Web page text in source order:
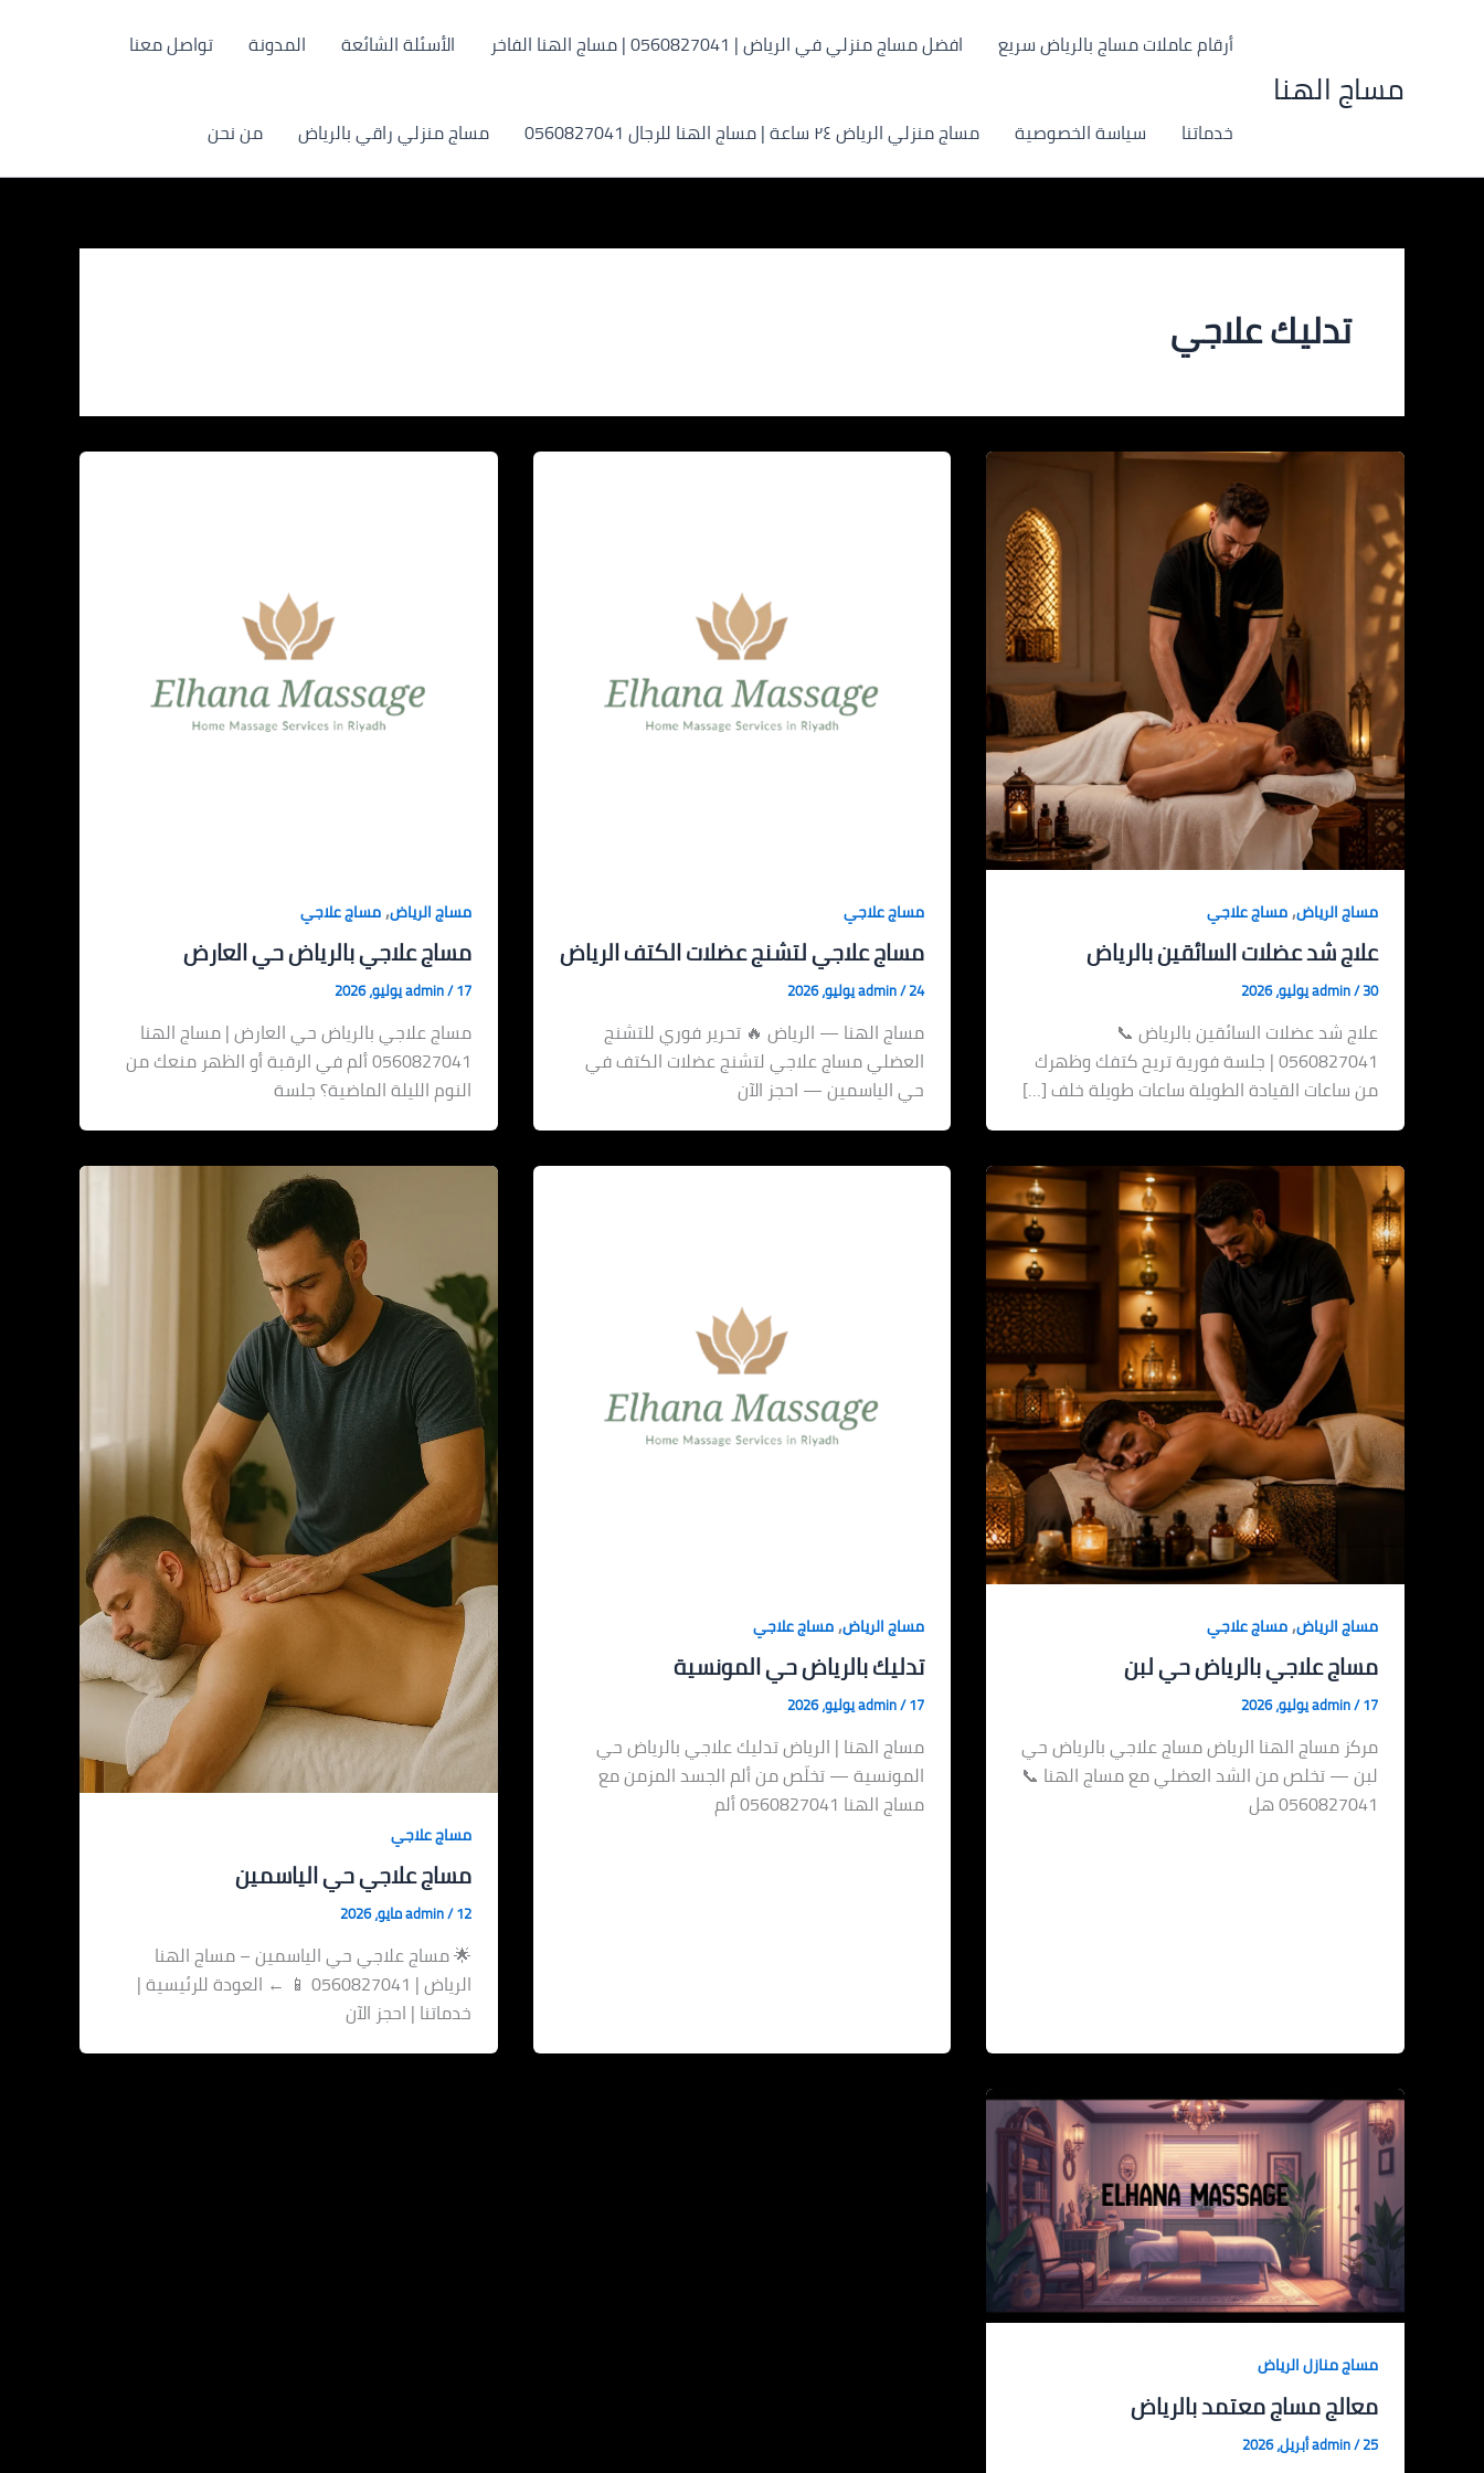
مساج الهنا
أرقام عاملات مساج بالرياض سريع افضل مساج منزلي في الرياض | 0560827041 | مساج الهنا الفاخر الأسئلة الشائعة المدونة تواصل معنا
خدماتنا سياسة الخصوصية مساج منزلي الرياض ٢٤ ساعة | مساج الهنا للرجال 0560827041 مساج منزلي راقي بالرياض من نحن
تدليك علاجي
مساج الرياض,مساج علاجي
علاج شد عضلات السائقين بالرياض
admin/30 يوليو، 2026
علاج شد عضلات السائقين بالرياض 📞
0560827041 | جلسة فورية تريح كتفك وظهرك
من ساعات القيادة الطويلة ساعات طويلة خلف […]
مساج علاجي
مساج علاجي لتشنج عضلات الكتف الرياض
admin/24 يوليو، 2026
مساج الهنا — الرياض 🔥 تحرير فوري للتشنج
العضلي مساج علاجي لتشنج عضلات الكتف في
حي الياسمين — احجز الآن
مساج الرياض,مساج علاجي
مساج علاجي بالرياض حي العارض
admin/17 يوليو، 2026
مساج علاجي بالرياض حي العارض | مساج الهنا
0560827041 ألم في الرقبة أو الظهر منعك من
النوم الليلة الماضية؟ جلسة
مساج الرياض,مساج علاجي
مساج علاجي بالرياض حي لبن
admin/17 يوليو، 2026
مركز مساج الهنا الرياض مساج علاجي بالرياض حي
لبن — تخلص من الشد العضلي مع مساج الهنا 📞
0560827041 هل
مساج الرياض,مساج علاجي
تدليك بالرياض حي المونسية
admin/17 يوليو، 2026
مساج الهنا | الرياض تدليك علاجي بالرياض حي
المونسية — تخلّص من ألم الجسد المزمن مع
مساج الهنا 0560827041 ألم
مساج علاجي
مساج علاجي حي الياسمين
admin/12 مايو، 2026
🌟 مساج علاجي حي الياسمين – مساج الهنا
الرياض | 0560827041 📱 ← العودة للرئيسية |
خدماتنا | احجز الآن
مساج منازل الرياض
معالج مساج معتمد بالرياض
admin/25 أبريل، 2026